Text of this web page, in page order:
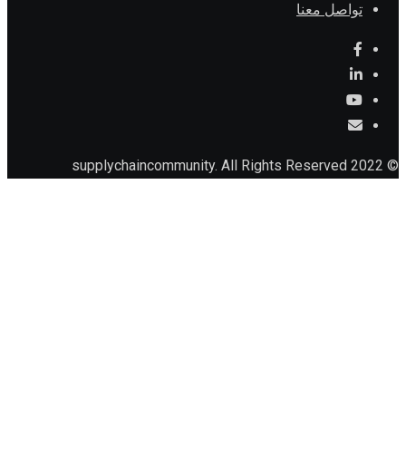
تواصل معنا
© 2022 supplychaincommunity. All Rights Reserved